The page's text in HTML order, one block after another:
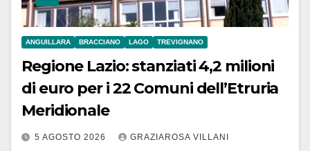
ANGUILLARA BRACCIANO LAGO TREVIGNANO
Regione Lazio: stanziati 4,2 milioni
di euro per i 22 Comuni dell’Etruria
Meridionale
5 AGOSTO 2026 GRAZIAROSA VILLANI